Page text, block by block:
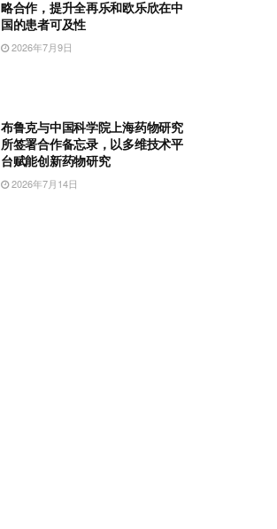
略合作，提升全再乐和欧乐欣在中
国的患者可及性
2026年7月9日
布鲁克与中国科学院上海药物研究
所签署合作备忘录，以多维技术平
台赋能创新药物研究
2026年7月14日